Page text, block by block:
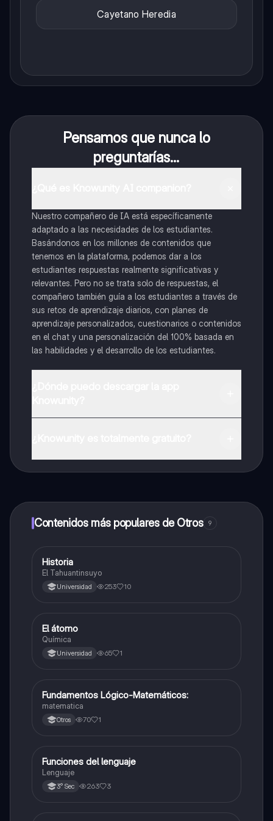
Cayetano Heredia
Pensamos que nunca lo
preguntarías...
Nuestro compañero de IA está específicamente
adaptado a las necesidades de los estudiantes.
Basándonos en los millones de contenidos que
tenemos en la plataforma, podemos dar a los
estudiantes respuestas realmente significativas y
relevantes. Pero no se trata solo de respuestas, el
compañero también guía a los estudiantes a través de
sus retos de aprendizaje diarios, con planes de
aprendizaje personalizados, cuestionarios o contenidos
en el chat y una personalización del 100% basada en
las habilidades y el desarrollo de los estudiantes.
a determinadas funciones.
Contenidos más populares de Otros 9
Otros
Historia
El Tahuantinsuyo
Universidad 253 10
Otros
El átomo
Química
Universidad 65 1
Otros
Fundamentos Lógico-Matemáticos:
matematica
Otros 70 1
Otros
Funciones del lenguaje
Lenguaje
3° Sec 263 3